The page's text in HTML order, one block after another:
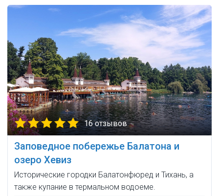
16 отзывов
Заповедное побережье Балатона и
озеро Хевиз
Исторические городки Балатонфюред и Тихань, а
также купание в термальном водоеме.